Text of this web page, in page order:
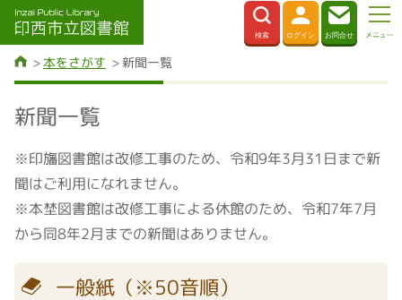
本をさがす 新聞一覧
新聞一覧
※印旛図書館は改修工事のため、令和9年3月31日まで新
聞はご利用になれません。
※本埜図書館は改修工事による休館のため、令和7年7月
から同8年2月までの新聞はありません。
一般紙（※50音順）